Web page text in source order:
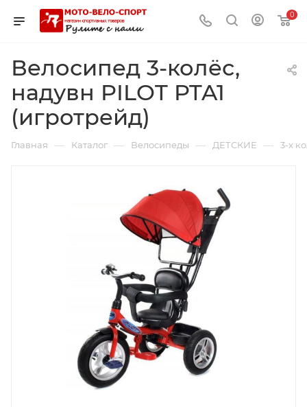
0
Велосипед 3-колёс,
надувн PILOT PTA1
(игротрейд)
Главная — Каталог — Велосипеды — ДЕТСКИЕ — 3-х